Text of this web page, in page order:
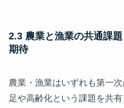
2.3 農業と漁業の共通課
期待
農業・漁業はいずれも第一
足や高齢化という課題を共